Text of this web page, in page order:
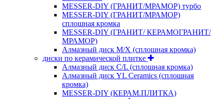
MESSER-DIY (ГРАНИТ/МРАМОР) турбо
MESSER-DIY (ГРАНИТ/МРАМОР)
сплошная кромка
MESSER-DIY (ГРАНИТ/ КЕРАМОГРАНИТ/
МРАМОР)
Алмазный диск M/X (сплошная кромка)
диски по керамической плитке
Алмазный диск C/L (сплошная кромка)
Алмазный диск YL Ceramics (сплошная
кромка)
MESSER-DIY (КЕРАМ.ПЛИТКА)